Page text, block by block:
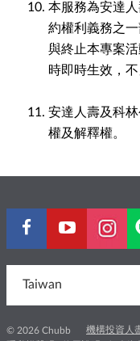
本服務為安達
約權利義務之
與終止本專案
時即時生效，不
安達人壽及科
權及解釋權。
Taiwan
© 2026 Chubb 機構投資人